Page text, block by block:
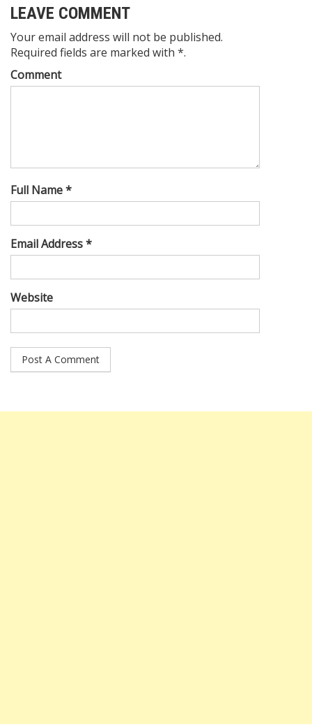
LEAVE COMMENT
Your email address will not be published.
Required fields are marked with *.
Comment
Full Name *
Email Address *
Website